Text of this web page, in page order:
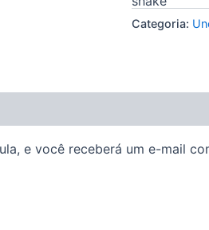
Categoria:
e você receberá um e-mail